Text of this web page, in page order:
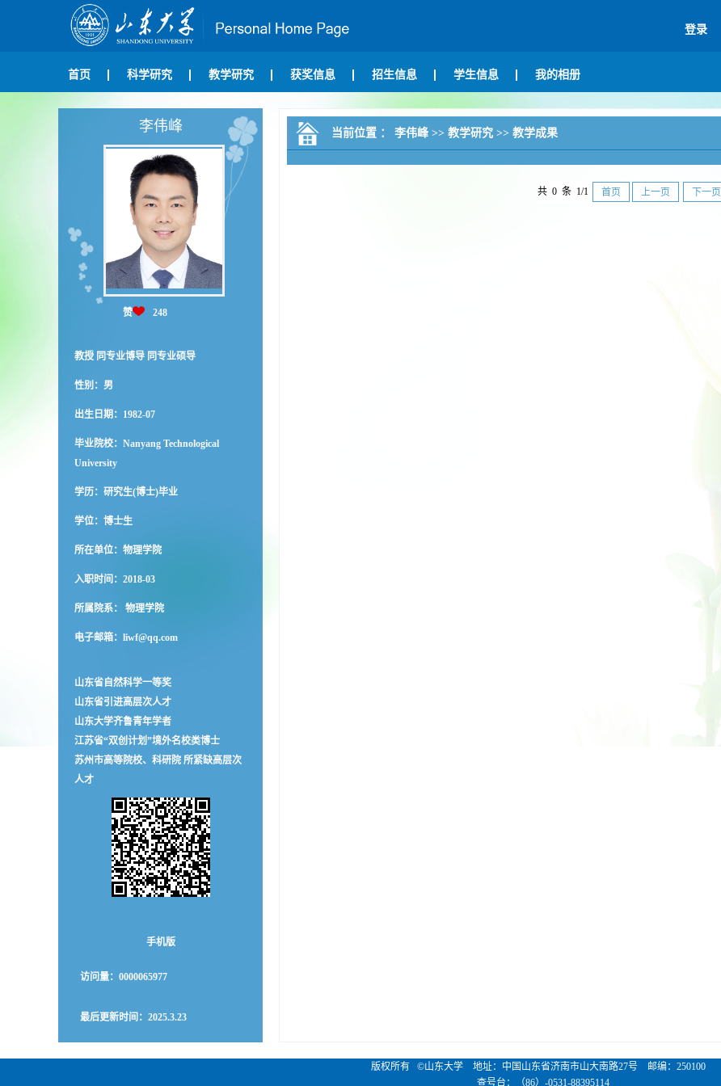
登录
首页 科学研究 教学研究 获奖信息 招生信息 学生信息 我的相册
李伟峰
赞 248
教授 同专业博导 同专业硕导
性别：男
出生日期：1982-07
毕业院校：Nanyang Technological
University
学历：研究生(博士)毕业
学位：博士生
所在单位：物理学院
入职时间：2018-03
所属院系： 物理学院
电子邮箱： liwf@qq.com
山东省自然科学一等奖
山东省引进高层次人才
山东大学齐鲁青年学者
江苏省“双创计划”境外名校类博士
苏州市高等院校、科研院 所紧缺高层次
人才
手机版
访问量： 0000065977
最后更新时间： 2025.3.23
当前位置 ： 李伟峰 >> 教学研究 >> 教学成果
共 0 条 1/1 首页 上一页 下一页
版权所有 ©山东大学 地址：中国山东省济南市山大南路27号 邮编：250100
查号台：（86）-0531-88395114